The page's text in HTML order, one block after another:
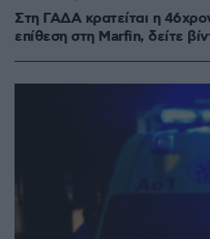
Στη ΓΑΔΑ κρατείται η
επίθεση στη Marfin, δείτε